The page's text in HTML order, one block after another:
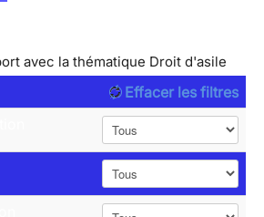
avec la thématique Droit d'asile
Effacer les filtres